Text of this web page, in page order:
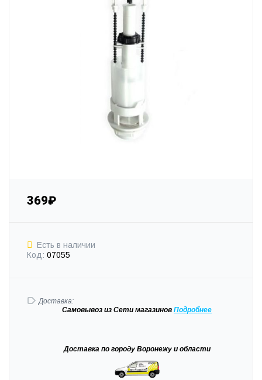
369₽
Есть в наличии
Код: 07055
Доставка:
Самовывоз из Сети магазинов Подробнее
Доставка по городу Воронежу и области